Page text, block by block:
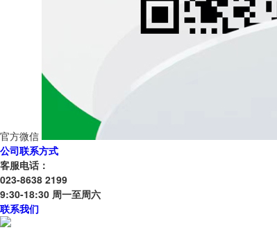
官方微信
公司联系方式
客服电话：
023-8638 2199
9:30-18:30 周一至周六
联系我们